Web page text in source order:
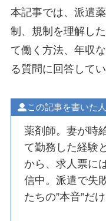
本記事では、派遣
制、規制を理解し
て働く方法、年収
る質問に回答してい
この記事を書いた人
薬剤師。妻が時
て勤務した経験
から、求人票に
信中。派遣で失
たちの”本音”だ